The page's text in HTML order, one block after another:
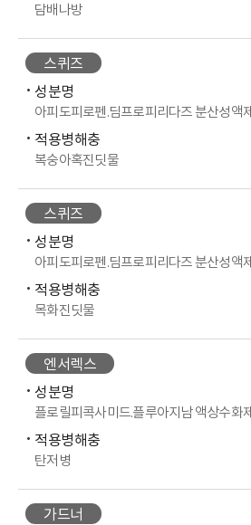
담배나방
스퀴즈
성분명
아피도피로펜.딤프로피리다즈 분산성액제
적용병해충
복숭아혹진딧물
스퀴즈
성분명
아피도피로펜.딤프로피리다즈 분산성액제
적용병해충
목화진딧물
엔서렉스
성분명
플로릴피콕사미드.플루아지남 액상수화제
적용병해충
탄저병
가드너